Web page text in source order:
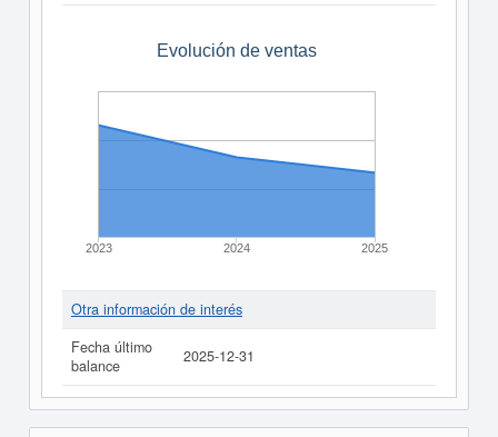
Evolución de ventas
2023 2024 2025
Otra información de interés
Fecha último
balance
2025-12-31